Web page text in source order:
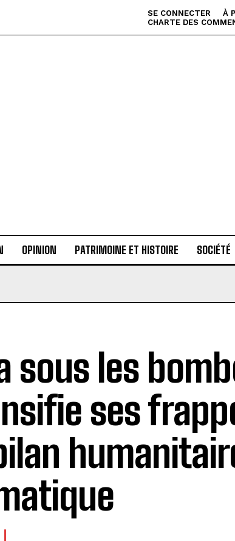
SE CONNECTER À
CHARTE DES
OPINION PATRIMOINE ET HISTOIRE SOCIÉTÉ
sous les
ses